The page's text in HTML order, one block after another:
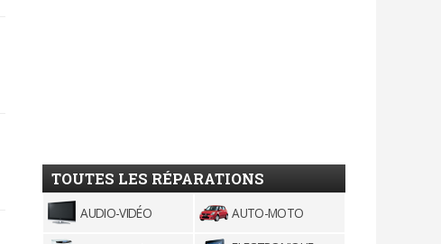
TOUTES LES RÉPARATIONS
AUDIO-VIDÉO AUTO-MOTO